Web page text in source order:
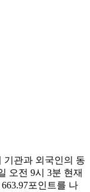
기관과 외국인의 동
오전 9시 3분 현재
포인트를 나